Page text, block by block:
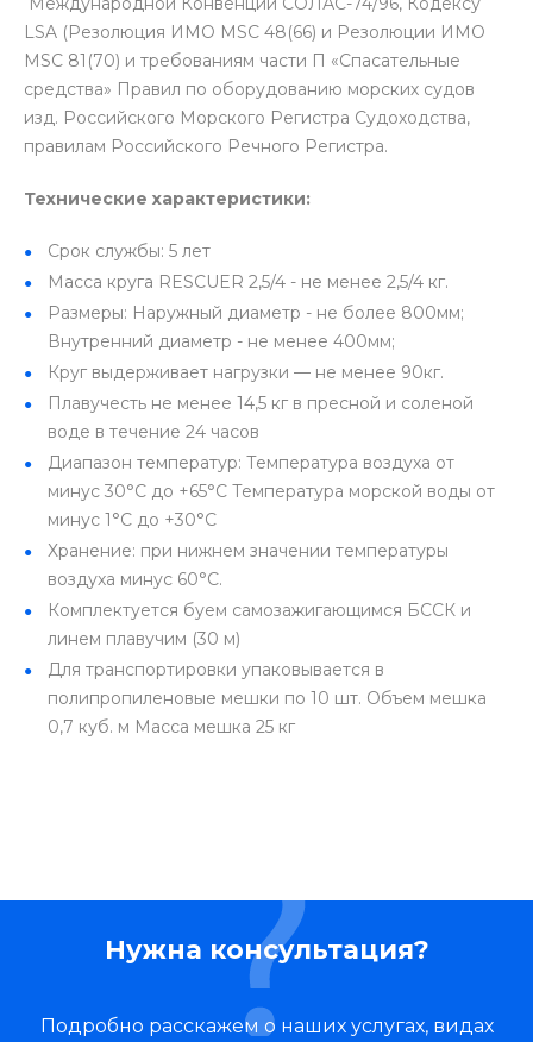
LSA (Резолюция ИМО MSC 48(66) и Резолюции ИМО
MSC 81(70) и требованиям части П «Спасательные
средства» Правил по оборудованию морских судов
изд. Российского Морского Регистра Судоходства,
правилам Российского Речного Регистра.
Технические характеристики:
Срок службы: 5 лет
Масса круга RESCUER 2,5/4 - не менее 2,5/4 кг.
Размеры: Наружный диаметр - не более 800мм;
Внутренний диаметр - не менее 400мм;
Круг выдерживает нагрузки — не менее 90кг.
Плавучесть не менее 14,5 кг в пресной и соленой
воде в течение 24 часов
Диапазон температур: Температура воздуха от
минус 30°С до +65°С Температура морской воды от
минус 1°С до +30°С
Хранение: при нижнем значении температуры
воздуха минус 60°С.
Комплектуется буем самозажигающимся БССК и
линем плавучим (30 м)
Для транспортировки упаковывается в
полипропиленовые мешки по 10 шт. Объем мешка
0,7 куб. м Масса мешка 25 кг
Нужна консультация?
Подробно расскажем о наших услугах, видах